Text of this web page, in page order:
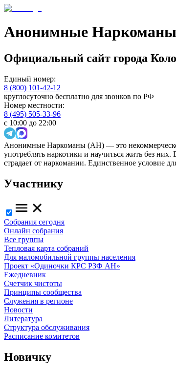
Анонимные Наркоманы
Официальный сайт города
Единый номер:
8 (800) 101-42-12
круглосуточно бесплатно для звонков по РФ
Номер местности:
8 (495) 505-33-96
с 10:00 до 22:00
Анонимные Наркоманы (АН) — это
употреблять наркотики и научиться жить без
страдает от наркомании. Единственное условие
Участнику
Собрания сегодня
Онлайн собрания
Все группы
Тепловая карта собраний
Для маломобильной группы населения
Проект «Одиночки КРС РЗФ АН»
Ежедневник
Счетчик чистоты
Принципы сообщества
Служения в регионе
Новости
Литература
Структура обслуживания
Расписание комитетов
Новичку